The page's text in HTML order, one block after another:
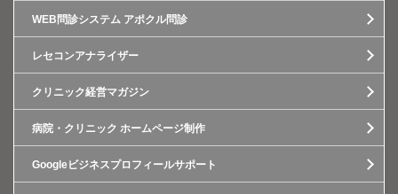
WEB問診システム アポクル問診
レセコンアナライザー
クリニック経営マガジン
病院・クリニック ホームページ制作
Googleビジネスプロフィールサポート